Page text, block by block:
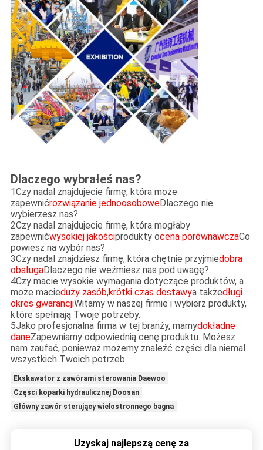
Dlaczego wybrałeś nas?
1Czy nadal znajdujecie firmę, która może
zapewnićrozwiązanie jednoosoboweDlaczego nie
wybierzesz nas?
2Czy nadal znajdujecie firmę, która mogłaby
zapewnićwysokiej jakościprodukty ocena porównawczaCo
powiesz na wybór nas?
3Czy nadal znajdziesz firmę, która chętnie przyjmiedobra
obsługaDlaczego nie weźmiesz nas pod uwagę?
4Czy macie wysokie wymagania dotyczące produktów, a
może macieduży zasób,krótki czas dostawya takżedługi
okres gwarancjiWitamy w naszej firmie i wybierz produkty,
które spełniają Twoje potrzeby.
5Jako profesjonalna firma w tej branży, mamydokładne
daneZapewniamy odpowiednią cenę produktu. Możesz
nam zaufać, ponieważ możemy znaleźć części dla niemal
wszystkich Twoich potrzeb.
Ekskawator z zawórami sterowania Daewoo
Części koparki hydraulicznej Doosan
Główny zawór sterujący wielostronnego bagna
Uzyskaj najlepszą cenę za